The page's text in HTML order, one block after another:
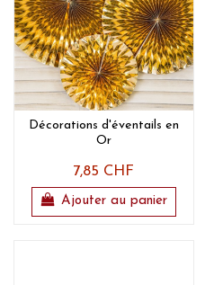
Décorations d'éventails en
Or
7,85 CHF
Ajouter au panier